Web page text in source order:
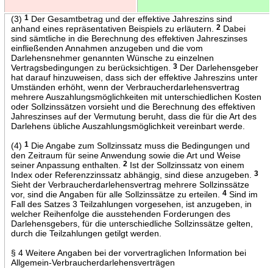
(3) 1Der Gesamtbetrag und der effektive Jahreszins sind
anhand eines repräsentativen Beispiels zu erläutern.
2Dabei
sind sämtliche in die Berechnung des effektiven Jahreszinses
einfließenden Annahmen anzugeben und die vom
Darlehensnehmer genannten Wünsche zu einzelnen
Vertragsbedingungen zu berücksichtigen.
3Der Darlehensgeber
hat darauf hinzuweisen, dass sich der effektive Jahreszins unter
Umständen erhöht, wenn der Verbraucherdarlehensvertrag
mehrere Auszahlungsmöglichkeiten mit unterschiedlichen Kosten
oder Sollzinssätzen vorsieht und die Berechnung des effektiven
Jahreszinses auf der Vermutung beruht, dass die für die Art des
Darlehens übliche Auszahlungsmöglichkeit vereinbart werde.
(4) 1Die Angabe zum Sollzinssatz muss die Bedingungen und
den Zeitraum für seine Anwendung sowie die Art und Weise
seiner Anpassung enthalten.
2Ist der Sollzinssatz von einem
Index oder Referenzzinssatz abhängig, sind diese anzugeben.
3
Sieht der Verbraucherdarlehensvertrag mehrere Sollzinssätze
vor, sind die Angaben für alle Sollzinssätze zu erteilen.
4Sind im
Fall des Satzes 3 Teilzahlungen vorgesehen, ist anzugeben, in
welcher Reihenfolge die ausstehenden Forderungen des
Darlehensgebers, für die unterschiedliche Sollzinssätze gelten,
durch die Teilzahlungen getilgt werden.
§ 4 Weitere Angaben bei der vorvertraglichen Information bei
Allgemein-Verbraucherdarlehensverträgen